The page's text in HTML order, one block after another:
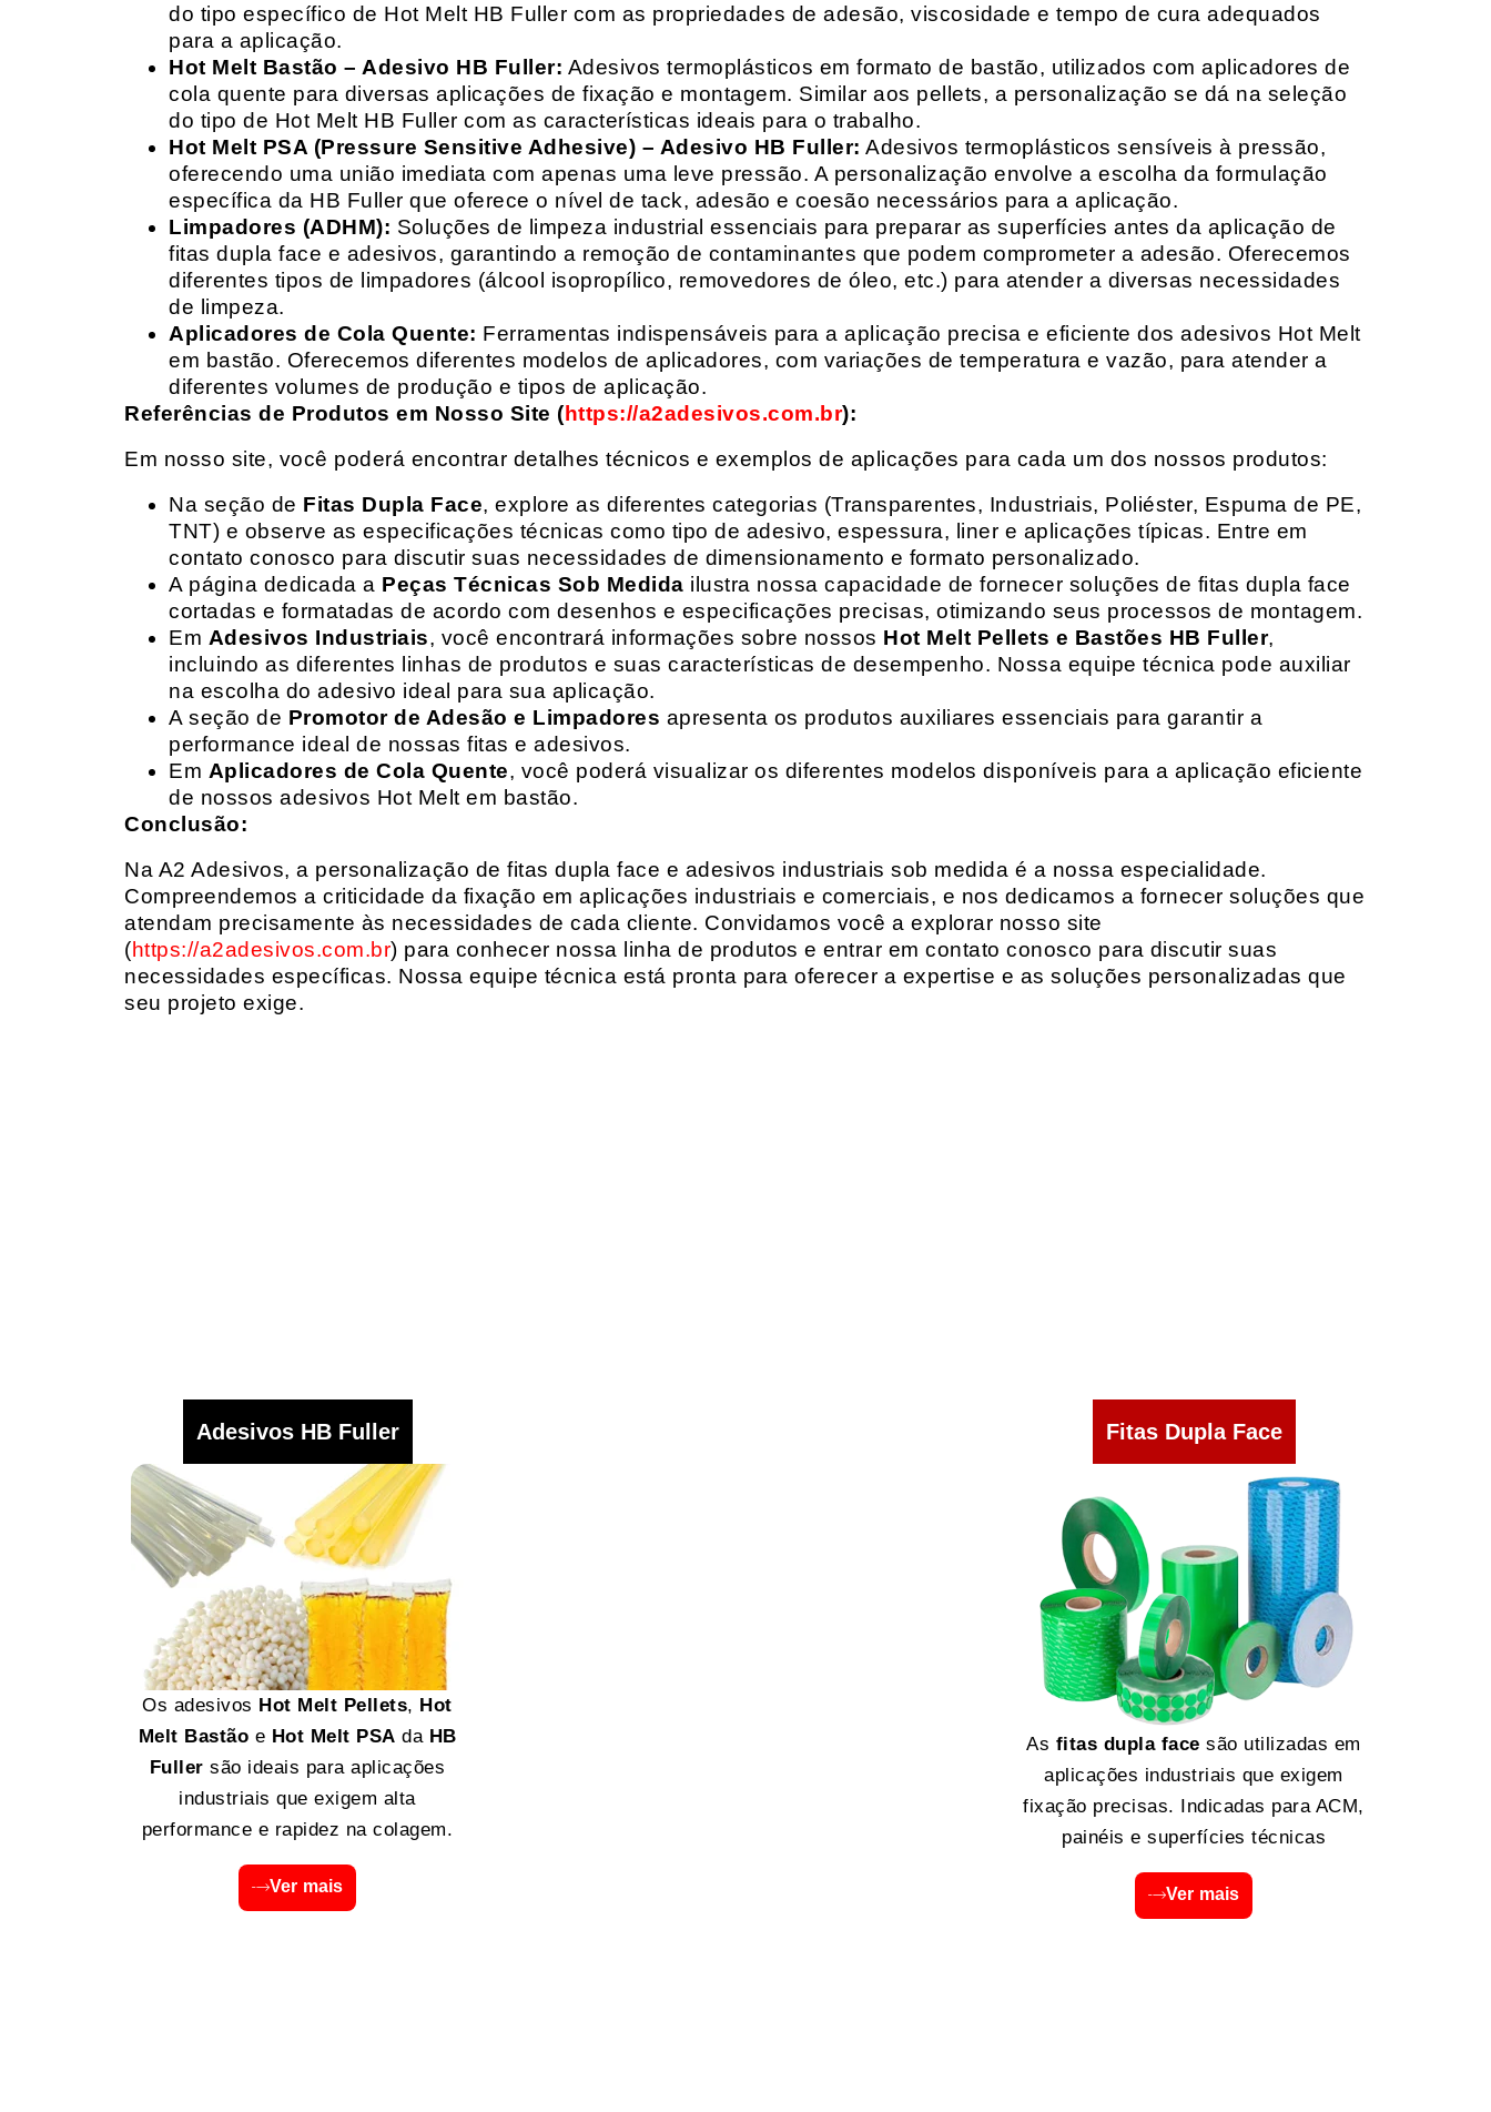
do tipo específico de Hot Melt HB Fuller com as propriedades de adesão, viscosidade e tempo de cura adequados
para a aplicação.
Hot Melt Bastão – Adesivo HB Fuller: Adesivos termoplásticos em formato de bastão, utilizados com aplicadores de
cola quente para diversas aplicações de fixação e montagem. Similar aos pellets, a personalização se dá na seleção
do tipo de Hot Melt HB Fuller com as características ideais para o trabalho.
Hot Melt PSA (Pressure Sensitive Adhesive) – Adesivo HB Fuller: Adesivos termoplásticos sensíveis à pressão,
oferecendo uma união imediata com apenas uma leve pressão. A personalização envolve a escolha da formulação
específica da HB Fuller que oferece o nível de tack, adesão e coesão necessários para a aplicação.
Limpadores (ADHM): Soluções de limpeza industrial essenciais para preparar as superfícies antes da aplicação de
fitas dupla face e adesivos, garantindo a remoção de contaminantes que podem comprometer a adesão. Oferecemos
diferentes tipos de limpadores (álcool isopropílico, removedores de óleo, etc.) para atender a diversas necessidades
de limpeza.
Aplicadores de Cola Quente: Ferramentas indispensáveis para a aplicação precisa e eficiente dos adesivos Hot Melt
em bastão. Oferecemos diferentes modelos de aplicadores, com variações de temperatura e vazão, para atender a
diferentes volumes de produção e tipos de aplicação.
Referências de Produtos em Nosso Site (https://a2adesivos.com.br):
Em nosso site, você poderá encontrar detalhes técnicos e exemplos de aplicações para cada um dos nossos produtos:
Na seção de Fitas Dupla Face, explore as diferentes categorias (Transparentes, Industriais, Poliéster, Espuma de PE,
TNT) e observe as especificações técnicas como tipo de adesivo, espessura, liner e aplicações típicas. Entre em
contato conosco para discutir suas necessidades de dimensionamento e formato personalizado.
A página dedicada a Peças Técnicas Sob Medida ilustra nossa capacidade de fornecer soluções de fitas dupla face
cortadas e formatadas de acordo com desenhos e especificações precisas, otimizando seus processos de montagem.
Em Adesivos Industriais, você encontrará informações sobre nossos Hot Melt Pellets e Bastões HB Fuller,
incluindo as diferentes linhas de produtos e suas características de desempenho. Nossa equipe técnica pode auxiliar
na escolha do adesivo ideal para sua aplicação.
A seção de Promotor de Adesão e Limpadores apresenta os produtos auxiliares essenciais para garantir a
performance ideal de nossas fitas e adesivos.
Em Aplicadores de Cola Quente, você poderá visualizar os diferentes modelos disponíveis para a aplicação eficiente
de nossos adesivos Hot Melt em bastão.
Conclusão:
Na A2 Adesivos, a personalização de fitas dupla face e adesivos industriais sob medida é a nossa especialidade.
Compreendemos a criticidade da fixação em aplicações industriais e comerciais, e nos dedicamos a fornecer soluções que
atendam precisamente às necessidades de cada cliente. Convidamos você a explorar nosso site
(https://a2adesivos.com.br) para conhecer nossa linha de produtos e entrar em contato conosco para discutir suas
necessidades específicas. Nossa equipe técnica está pronta para oferecer a expertise e as soluções personalizadas que
seu projeto exige.
Adesivos HB Fuller
Os adesivos Hot Melt Pellets, Hot
Melt Bastão e Hot Melt PSA da HB
Fuller são ideais para aplicações
industriais que exigem alta
performance e rapidez na colagem.
Ver mais
Fitas Dupla Face
As fitas dupla face são utilizadas em
aplicações industriais que exigem
fixação precisas. Indicadas para ACM,
painéis e superfícies técnicas
Ver mais